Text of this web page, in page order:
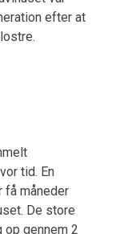
efter at
tid. En
få måneder
De store
gennem 2